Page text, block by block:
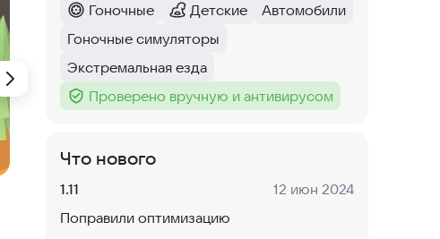
Категория:
Гоночные
Категория:
Детские
Тег:
Автомобили
Тег:
Гоночные симуляторы
Тег:
Экстремальная езда
Тег :
Проверено вручную и антивирусом
Что нового
Версия:
1.11 Дата:
12 июн 2024
Поправили оптимизацию